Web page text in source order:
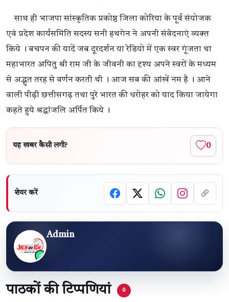
साथ ही भाजपा सांस्कृतिक प्रकोष्ठ जिला कोरिया के पूर्व संयोजक
एवं प्रदेश कार्यसमिति सदस्य सनी हथगेन ने अपनी संवेदनाएं व्यक्त
किये । बचपन की यादें जब दूरदर्शन या रेडियो में एक स्वर गूंजता था
महाभारत अपितु श्री राम जी के जीवनी का दृश्य अपने स्वरों के मध्यम
से अद्भुत तरह से वर्णन करती थी । आज सब की आंखें नम है । आने
वाली पीढ़ी छत्तीसगढ़ तथा पुरे भारत की धरोहर को याद किया जायेगा
कहते हुये श्रद्धांजलि अर्पित किये ।
यह खबर कैसी लगी? 0
शेयर करें
Admin
पाठकों की टिप्पणियां 0